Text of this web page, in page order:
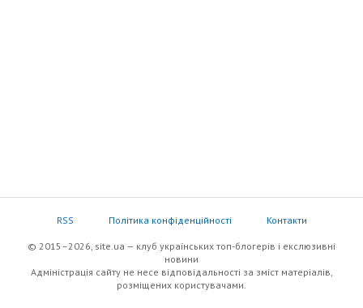
RSS Політика конфіденційності Контакти
© 2015–2026, site.ua — клуб українських топ-блогерів i екслюзивнi
новини
Адміністрація сайту не несе відповідальності за зміст матеріалів,
розміщених користувачами.